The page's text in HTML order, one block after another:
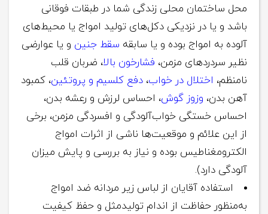
محل ساختمان محلی زندگی شما در طبقات فوقانی
باشد و یا در نزدیکی دکل‌های تولید امواج یا محیط‌های
آلوده به امواج بوده و یا سابقه سقط‌ جنین و یا عوارضی
نظیر سردردهای مزمن، فشارخون بالا، ضربان قلب
نامنظم، اختلال در خواب، دفع کلسیم و پروتئین، کمبود
آهن بدن، وزوز گوش، احساس لرزش و رعشه بدن،
احساس خستگی خواب‌آلودگی و افسردگی مزمن، برخی
از این علائم و موقعیت‌ها ناشی از اثرات امواج
الکترومغناطیس بوده و نیاز به بررسی و پایش میزان
آلودگی دارد).
استفاده آقایان از لباس‌ زیر مردانه ضد امواج
به‌منظور حفاظت از اندام تولیدمثل و حفظ کیفیت